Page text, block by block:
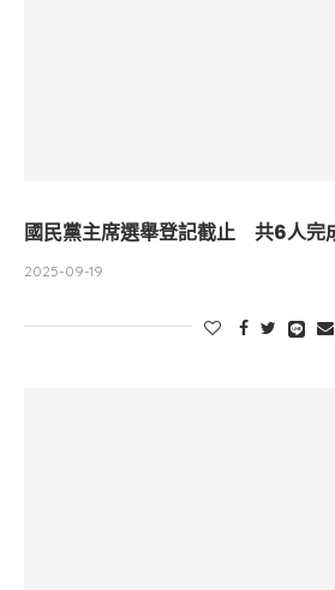
國民黨主席選舉登記截止 共6人完
2025-09-19